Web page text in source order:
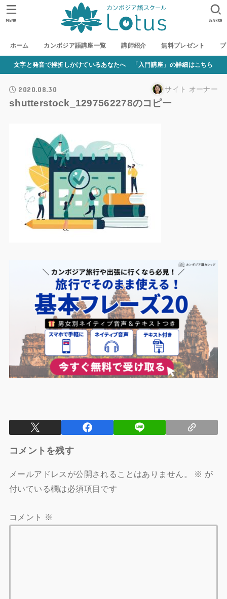
ホーム カンボジア語講座一覧 講師紹介 無料プレゼント
SEARCH
MENU
文字と発音で挫折しかけているあなたへ 「入門講座」の詳細はこちら
2020.08.30 サイト オーナー
shutterstock_1297562278のコピー
コメントを残す
メールアドレスが公開されることはありません。 ※ が
付いている欄は必須項目です
コメント ※